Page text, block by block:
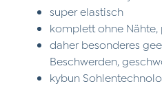
super elastisch
komplett ohne Nähte,
daher besonderes
Beschwerden,
kybun